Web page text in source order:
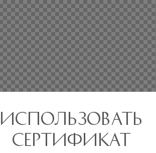
ИСПОЛЬЗОВАТЬ
сертификат